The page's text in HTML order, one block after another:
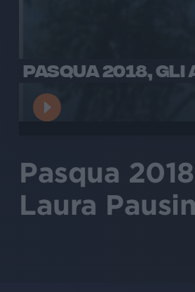
PASQUA 2018, GLI
Pasqua
Laura